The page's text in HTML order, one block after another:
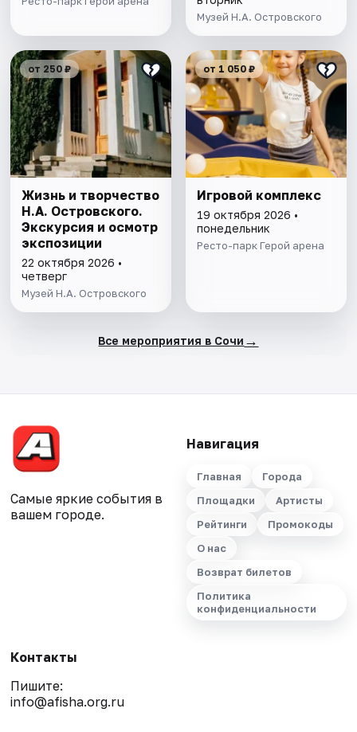
Музей Н.А. Островского
от 250 ₽
Жизнь и творчество
Н.А. Островского.
Экскурсия и осмотр
экспозиции
22 октября 2026 •
четверг
Музей Н.А. Островского
от 1 050 ₽
Игровой комплекс
19 октября 2026 •
понедельник
Ресто-парк Герой арена
Все мероприятия в Сочи →
Самые яркие события в
вашем городе.
Навигация
Главная
Города
Площадки
Артисты
Рейтинги
Промокоды
О нас
Возврат билетов
Политика
конфиденциальности
Контакты
Пишите:
info@afisha.org.ru